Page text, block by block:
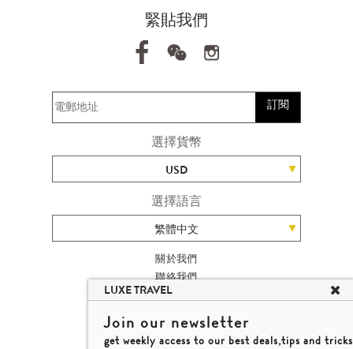
緊貼我們
訂閱
選擇貨幣
USD
選擇語言
繁體中文
關於我們
聯絡我們
加入我們
旅遊網站地圖
楊廸深品味遊
LUXE TRAVEL
Join our newsletter
get weekly access to our best deals,tips and tricks